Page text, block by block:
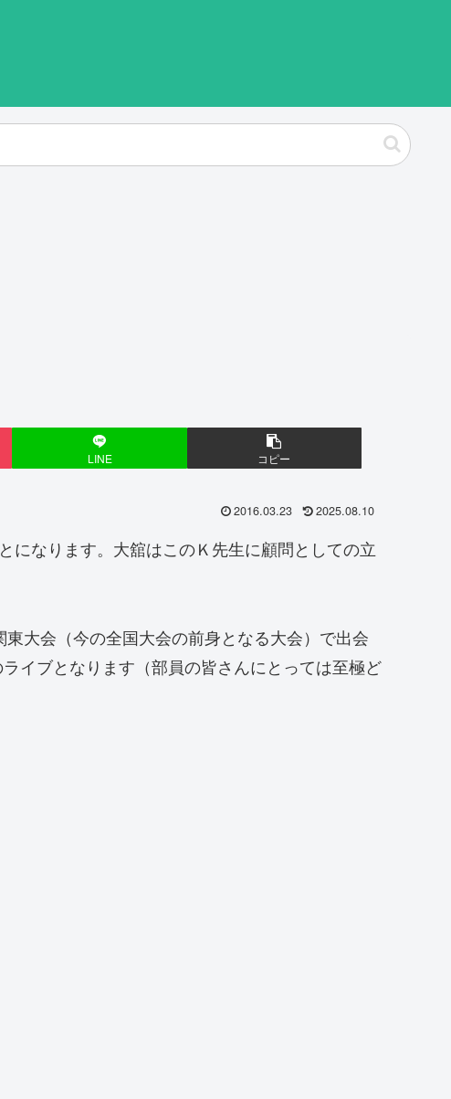
LINE コピー
2016.03.23 2025.08.10
になります。大舘はこのＫ先生に顧問としての立
大会（今の全国大会の前身となる大会）で出会
イブとなります（部員の皆さんにとっては至極ど